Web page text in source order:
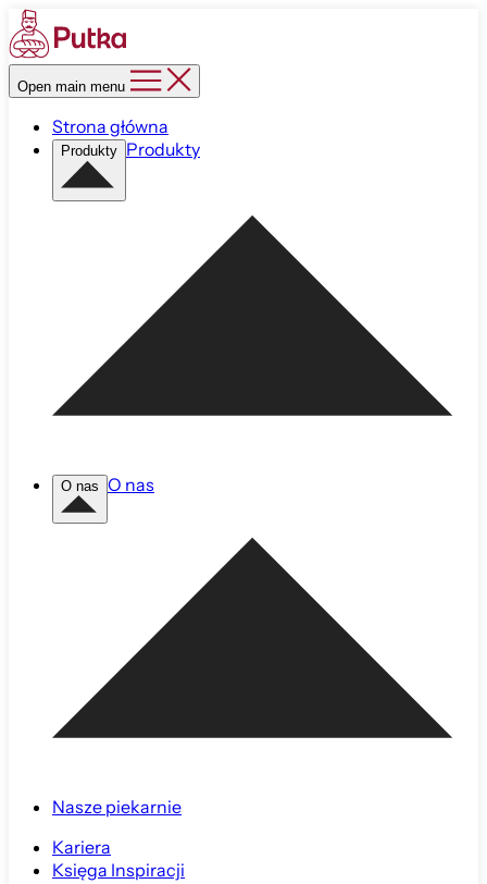
Open main menu
Strona główna
Produkty Produkty
O nas O nas
Nasze piekarnie
Kariera
Księga Inspiracji